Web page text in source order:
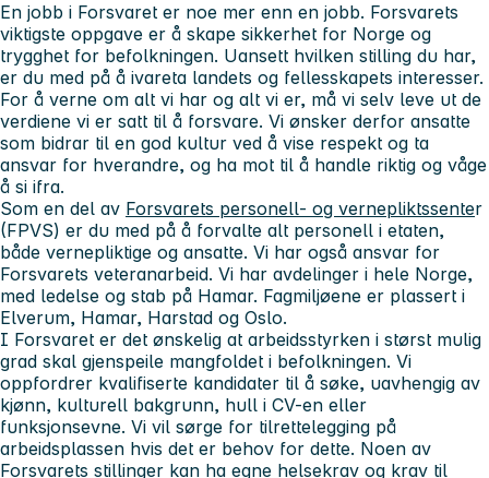
En jobb i Forsvaret er noe mer enn en jobb. Forsvarets
viktigste oppgave er å skape sikkerhet for Norge og
trygghet for befolkningen. Uansett hvilken stilling du har,
er du med på å ivareta landets og fellesskapets interesser.
For å verne om alt vi har og alt vi er, må vi selv leve ut de
verdiene vi er satt til å forsvare. Vi ønsker derfor ansatte
som bidrar til en god kultur ved å vise respekt og ta
ansvar for hverandre, og ha mot til å handle riktig og våge
å si ifra.
Som en del av Forsvarets personell- og vernepliktssenter
(FPVS) er du med på å forvalte alt personell i etaten,
både vernepliktige og ansatte. Vi har også ansvar for
Forsvarets veteranarbeid. Vi har avdelinger i hele Norge,
med ledelse og stab på Hamar. Fagmiljøene er plassert i
Elverum, Hamar, Harstad og Oslo.
I Forsvaret er det ønskelig at arbeidsstyrken i størst mulig
grad skal gjenspeile mangfoldet i befolkningen. Vi
oppfordrer kvalifiserte kandidater til å søke, uavhengig av
kjønn, kulturell bakgrunn, hull i CV-en eller
funksjonsevne. Vi vil sørge for tilrettelegging på
arbeidsplassen hvis det er behov for dette. Noen av
Forsvarets stillinger kan ha egne helsekrav og krav til